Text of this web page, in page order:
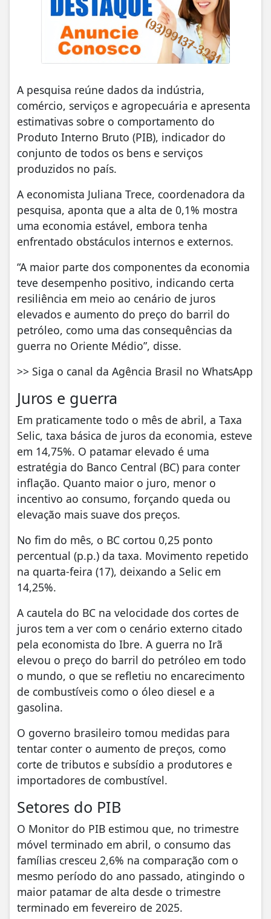
A pesquisa reúne dados da indústria,
comércio, serviços e agropecuária e apresenta
estimativas sobre o comportamento do
Produto Interno Bruto (PIB), indicador do
conjunto de todos os bens e serviços
produzidos no país.
A economista Juliana Trece, coordenadora da
pesquisa, aponta que a alta de 0,1% mostra
uma economia estável, embora tenha
enfrentado obstáculos internos e externos.
“A maior parte dos componentes da economia
teve desempenho positivo, indicando certa
resiliência em meio ao cenário de juros
elevados e aumento do preço do barril do
petróleo, como uma das consequências da
guerra no Oriente Médio”, disse.
>> Siga o canal da Agência Brasil no WhatsApp
Juros e guerra
Em praticamente todo o mês de abril, a Taxa
Selic, taxa básica de juros da economia, esteve
em 14,75%. O patamar elevado é uma
estratégia do Banco Central (BC) para conter
inflação. Quanto maior o juro, menor o
incentivo ao consumo, forçando queda ou
elevação mais suave dos preços.
No fim do mês, o BC cortou 0,25 ponto
percentual (p.p.) da taxa. Movimento repetido
na quarta-feira (17), deixando a Selic em
14,25%.
A cautela do BC na velocidade dos cortes de
juros tem a ver com o cenário externo citado
pela economista do Ibre. A guerra no Irã
elevou o preço do barril do petróleo em todo
o mundo, o que se refletiu no encarecimento
de combustíveis como o óleo diesel e a
gasolina.
O governo brasileiro tomou medidas para
tentar conter o aumento de preços, como
corte de tributos e subsídio a produtores e
importadores de combustível.
Setores do PIB
O Monitor do PIB estimou que, no trimestre
móvel terminado em abril, o consumo das
famílias cresceu 2,6% na comparação com o
mesmo período do ano passado, atingindo o
maior patamar de alta desde o trimestre
terminado em fevereiro de 2025.